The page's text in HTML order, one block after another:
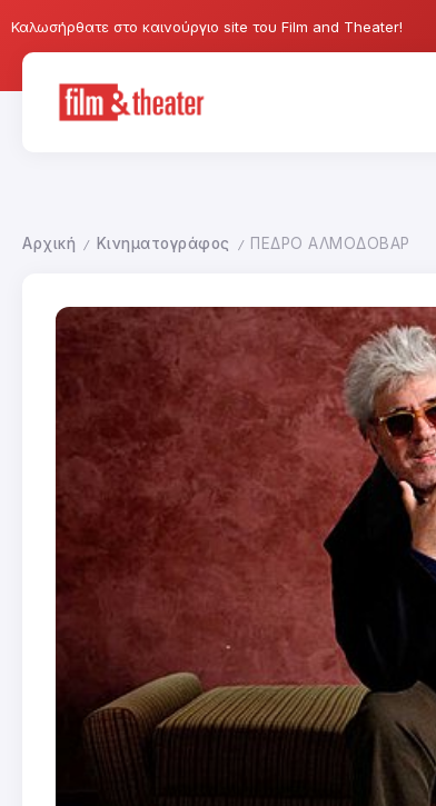
Καλωσήρθατε στο καινούργιο site του Film and Theater!
Αρχική / Κινηματογράφος / ΠΕΔΡΟ ΑΛΜΟΔΟΒΑΡ